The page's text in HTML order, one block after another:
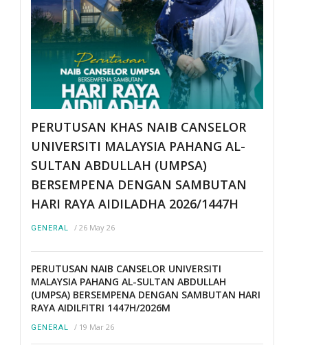
PERUTUSAN KHAS NAIB CANSELOR
UNIVERSITI MALAYSIA PAHANG AL-
SULTAN ABDULLAH (UMPSA)
BERSEMPENA DENGAN SAMBUTAN
HARI RAYA AIDILADHA 2026/1447H
GENERAL / 26 May 26
PERUTUSAN NAIB CANSELOR UNIVERSITI
MALAYSIA PAHANG AL-SULTAN ABDULLAH
(UMPSA) BERSEMPENA DENGAN SAMBUTAN HARI
RAYA AIDILFITRI 1447H/2026M
GENERAL / 19 Mar 26